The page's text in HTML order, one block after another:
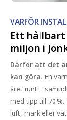
VARFÖR
Ett hållbart
miljön i
Därför att det
kan göra. En
året runt –
med upp till 70
luft, mark eller